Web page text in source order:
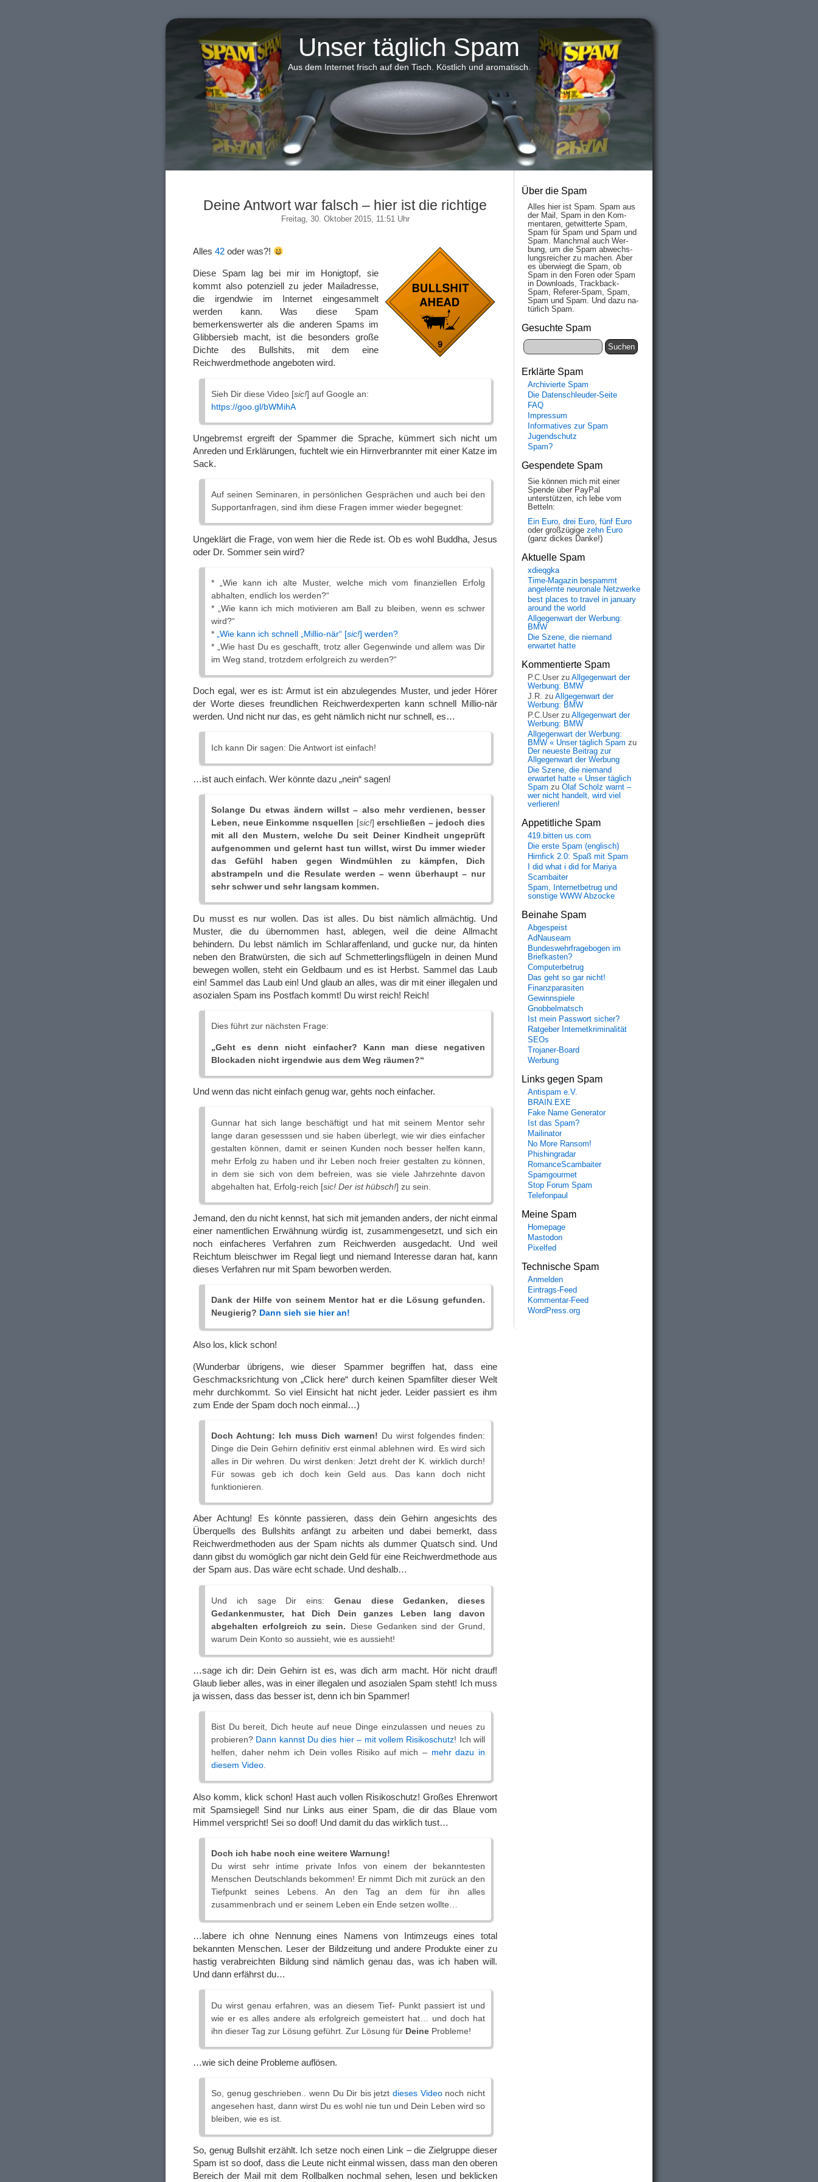
Unser täglich Spam
Aus dem Internet frisch auf den Tisch. Köstlich und aromatisch.
Deine Antwort war falsch – hier ist die richtige
Freitag, 30. Oktober 2015, 11:51 Uhr
Alles 42 oder was?!
Diese Spam lag bei mir im Honigtopf, sie
kommt also potenziell zu jeder Mailadresse,
die irgendwie im Internet eingesammelt
werden kann. Was diese Spam
bemerkenswerter als die anderen Spams im
Glibbersieb macht, ist die besonders große
Dichte des Bullshits, mit dem eine
Reichwerdmethode angeboten wird.
Sieh Dir diese Video [sic!] auf Google an:
https://goo.gl/bWMihA
Ungebremst ergreift der Spammer die Sprache, kümmert sich nicht um
Anreden und Erklärungen, fuchtelt wie ein Hirnverbrannter mit einer Katze im
Sack.
Auf seinen Seminaren, in persönlichen Gesprächen und auch bei den
Supportanfragen, sind ihm diese Fragen immer wieder begegnet:
Ungeklärt die Frage, von wem hier die Rede ist. Ob es wohl Buddha, Jesus
oder Dr. Sommer sein wird?
* „Wie kann ich alte Muster, welche mich vom finanziellen Erfolg
abhalten, endlich los werden?“
* „Wie kann ich mich motivieren am Ball zu bleiben, wenn es schwer
wird?“
* „Wie kann ich schnell „Millio-när“ [sic!] werden?
* „Wie hast Du es geschafft, trotz aller Gegenwinde und allem was Dir
im Weg stand, trotzdem erfolgreich zu werden?“
Doch egal, wer es ist: Armut ist ein abzulegendes Muster, und jeder Hörer
der Worte dieses freundlichen Reichwerdexperten kann schnell Millio-när
werden. Und nicht nur das, es geht nämlich nicht nur schnell, es…
Ich kann Dir sagen: Die Antwort ist einfach!
…ist auch einfach. Wer könnte dazu „nein“ sagen!
Solange Du etwas ändern willst – also mehr verdienen, besser
Leben, neue Einkomme nsquellen [sic!] erschließen – jedoch dies
mit all den Mustern, welche Du seit Deiner Kindheit ungeprüft
aufgenommen und gelernt hast tun willst, wirst Du immer wieder
das Gefühl haben gegen Windmühlen zu kämpfen, Dich
abstrampeln und die Resulate werden – wenn überhaupt – nur
sehr schwer und sehr langsam kommen.
Du musst es nur wollen. Das ist alles. Du bist nämlich allmächtig. Und
Muster, die du übernommen hast, ablegen, weil die deine Allmacht
behindern. Du lebst nämlich im Schlaraffenland, und gucke nur, da hinten
neben den Bratwürsten, die sich auf Schmetterlingsflügeln in deinen Mund
bewegen wollen, steht ein Geldbaum und es ist Herbst. Sammel das Laub
ein! Sammel das Laub ein! Und glaub an alles, was dir mit einer illegalen und
asozialen Spam ins Postfach kommt! Du wirst reich! Reich!
Dies führt zur nächsten Frage:
„Geht es denn nicht einfacher? Kann man diese negativen
Blockaden nicht irgendwie aus dem Weg räumen?“
Und wenn das nicht einfach genug war, gehts noch einfacher.
Gunnar hat sich lange beschäftigt und hat mit seinem Mentor sehr
lange daran gesesssen und sie haben überlegt, wie wir dies einfacher
gestalten können, damit er seinen Kunden noch besser helfen kann,
mehr Erfolg zu haben und ihr Leben noch freier gestalten zu können,
in dem sie sich von dem befreien, was sie viele Jahrzehnte davon
abgehalten hat, Erfolg-reich [sic! Der ist hübsch!] zu sein.
Jemand, den du nicht kennst, hat sich mit jemanden anders, der nicht einmal
einer namentlichen Erwähnung würdig ist, zusammengesetzt, und sich ein
noch einfacheres Verfahren zum Reichwerden ausgedacht. Und weil
Reichtum bleischwer im Regal liegt und niemand Interesse daran hat, kann
dieses Verfahren nur mit Spam beworben werden.
Dank der Hilfe von seinem Mentor hat er die Lösung gefunden.
Neugierig? Dann sieh sie hier an!
Also los, klick schon!
(Wunderbar übrigens, wie dieser Spammer begriffen hat, dass eine
Geschmacksrichtung von „Click here“ durch keinen Spamfilter dieser Welt
mehr durchkommt. So viel Einsicht hat nicht jeder. Leider passiert es ihm
zum Ende der Spam doch noch einmal…)
Doch Achtung: Ich muss Dich warnen! Du wirst folgendes finden:
Dinge die Dein Gehirn definitiv erst einmal ablehnen wird. Es wird sich
alles in Dir wehren. Du wirst denken: Jetzt dreht der K. wirklich durch!
Für sowas geb ich doch kein Geld aus. Das kann doch nicht
funktionieren.
Aber Achtung! Es könnte passieren, dass dein Gehirn angesichts des
Überquells des Bullshits anfängt zu arbeiten und dabei bemerkt, dass
Reichwerdmethoden aus der Spam nichts als dummer Quatsch sind. Und
dann gibst du womöglich gar nicht dein Geld für eine Reichwerdmethode aus
der Spam aus. Das wäre echt schade. Und deshalb…
Und ich sage Dir eins: Genau diese Gedanken, dieses
Gedankenmuster, hat Dich Dein ganzes Leben lang davon
abgehalten erfolgreich zu sein. Diese Gedanken sind der Grund,
warum Dein Konto so aussieht, wie es aussieht!
…sage ich dir: Dein Gehirn ist es, was dich arm macht. Hör nicht drauf!
Glaub lieber alles, was in einer illegalen und asozialen Spam steht! Ich muss
ja wissen, dass das besser ist, denn ich bin Spammer!
Bist Du bereit, Dich heute auf neue Dinge einzulassen und neues zu
probieren? Dann kannst Du dies hier – mit vollem Risikoschutz! Ich will
helfen, daher nehm ich Dein volles Risiko auf mich – mehr dazu in
diesem Video.
Also komm, klick schon! Hast auch vollen Risikoschutz! Großes Ehrenwort
mit Spamsiegel! Sind nur Links aus einer Spam, die dir das Blaue vom
Himmel verspricht! Sei so doof! Und damit du das wirklich tust…
Doch ich habe noch eine weitere Warnung!
Du wirst sehr intime private Infos von einem der bekanntesten
Menschen Deutschlands bekommen! Er nimmt Dich mit zurück an den
Tiefpunkt seines Lebens. An den Tag an dem für ihn alles
zusammenbrach und er seinem Leben ein Ende setzen wollte…
…labere ich ohne Nennung eines Namens von Intimzeugs eines total
bekannten Menschen. Leser der Bildzeitung und andere Produkte einer zu
hastig verabreichten Bildung sind nämlich genau das, was ich haben will.
Und dann erfährst du…
Du wirst genau erfahren, was an diesem Tief- Punkt passiert ist und
wie er es alles andere als erfolgreich gemeistert hat… und doch hat
ihn dieser Tag zur Lösung geführt. Zur Lösung für Deine Probleme!
…wie sich deine Probleme auflösen.
So, genug geschrieben.. wenn Du Dir bis jetztdieses Videonoch nicht
angesehen hast, dann wirst Du es wohl nie tun und Dein Leben wird so
bleiben, wie es ist.
So, genug Bullshit erzählt. Ich setze noch einen Link – die Zielgruppe dieser
Spam ist so doof, dass die Leute nicht einmal wissen, dass man den oberen
Bereich der Mail mit dem Rollbalken nochmal sehen, lesen und beklicken
Über die Spam
Alles hier ist Spam. Spam aus
der Mail, Spam in den Kom­
men­taren, ge­twit­ter­te Spam,
Spam für Spam und Spam und
Spam. Manch­mal auch Wer­
bung, um die Spam ab­wechs­
lungs­reich­er zu mach­en. Aber
es über­wiegt die Spam, ob
Spam in den Fo­ren oder Spam
in Down­loads, Track­back-
Spam, Re­fe­rer-Spam, Spam,
Spam und Spam. Und da­zu na­
tür­lich Spam.
Gesuchte Spam
Erklärte Spam
Archivierte Spam
Die Datenschleuder-Seite
FAQ
Impressum
Informatives zur Spam
Jugendschutz
Spam?
Gespendete Spam
Sie können mich mit einer
Spende über PayPal
unterstützen, ich lebe vom
Betteln:
Ein Euro, drei Euro, fünf Euro
oder großzügige zehn Euro
(ganz dickes Danke!)
Aktuelle Spam
xdieqgka
Time-Magazin bespammt
angelernte neuronale Netzwerke
best places to travel in january
around the world
Allgegenwart der Werbung:
BMW
Die Szene, die niemand
erwartet hatte
Kommentierte Spam
P.C.User zu Allgegenwart der
Werbung: BMW
J.R. zu Allgegenwart der
Werbung: BMW
P.C.User zu Allgegenwart der
Werbung: BMW
Allgegenwart der Werbung:
BMW « Unser täglich Spam zu
Der neueste Beitrag zur
Allgegenwart der Werbung
Die Szene, die niemand
erwartet hatte « Unser täglich
Spam zu Olaf Scholz warnt –
wer nicht handelt, wird viel
verlieren!
Appetitliche Spam
419.bitten us.com
Die erste Spam (englisch)
Hirnfick 2.0: Spaß mit Spam
I did what i did for Mariya
Scambaiter
Spam, Internetbetrug und
sonstige WWW Abzocke
Beinahe Spam
Abgespeist
AdNauseam
Bundeswehrfragebogen im
Briefkasten?
Computerbetrug
Das geht so gar nicht!
Finanzparasiten
Gewinnspiele
Gnobbelmatsch
Ist mein Passwort sicher?
Ratgeber Internetkriminalität
SEOs
Trojaner-Board
Werbung
Links gegen Spam
Antispam e.V.
BRAIN.EXE
Fake Name Generator
Ist das Spam?
Mailinator
No More Ransom!
Phishingradar
RomanceScambaiter
Spamgourmet
Stop Forum Spam
Telefonpaul
Meine Spam
Homepage
Mastodon
Pixelfed
Technische Spam
Anmelden
Eintrags-Feed
Kommentar-Feed
WordPress.org